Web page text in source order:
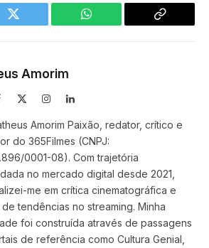
Twitter WhatsApp
Copy
Amorim
Facebook InstagramLinkedIn
Amorim Paixão, redator, crítico e
do 365Filmes (CNPJ:
0001-08). Com trajetória
no mercado digital desde 2021,
me em crítica cinematográfica e
tendências no streaming. Minha
foi construída através de passagens
de referência como Cultura Genial,